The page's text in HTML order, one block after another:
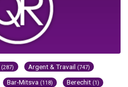
(287) Argent & Travail (747)
Bar-Mitsva (118) Berechit (1)